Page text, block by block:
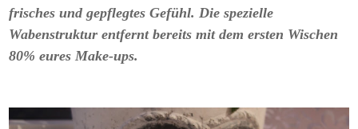
frisches und gepflegtes Gefühl. Die spezielle
Wabenstruktur entfernt bereits mit dem ersten Wischen
80% eures Make-ups.